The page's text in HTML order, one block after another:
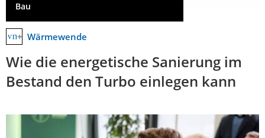
Bau
Wärmewende
Wie die energetische Sanierung im
Bestand den Turbo einlegen kann